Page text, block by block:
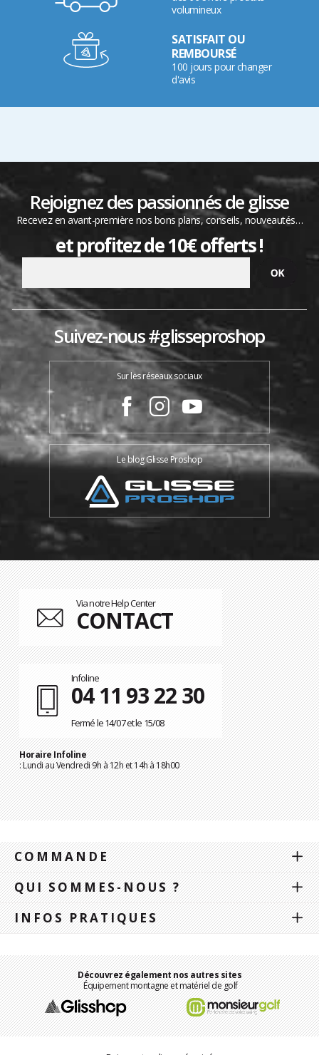
volumineux
SATISFAIT OU
REMBOURSÉ
100 jours pour changer
d'avis
Rejoignez des passionnés de glisse
Recevez en avant-première nos bons plans, conseils, nouveautés…
et profitez de 10€ offerts !
Suivez-nous #glisseproshop
Sur les réseaux sociaux
Le blog Glisse Proshop
Via notre Help Center
CONTACT
Infoline
04 11 93 22 30
Fermé le 14/07 et le 15/08
Horaire Infoline
: Lundi au Vendredi 9h à 12h et 14h à 18h00
COMMANDE
QUI SOMMES-NOUS ?
INFOS PRATIQUES
Découvrez également nos autres sites
Équipement montagne et matériel de golf